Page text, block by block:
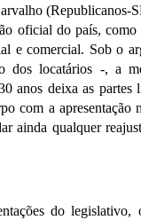
(Republicanos-
oficial do país, como
e comercial. Sob o
dos locatários -, a
anos deixa as partes
com a apresentação
ainda qualquer
do